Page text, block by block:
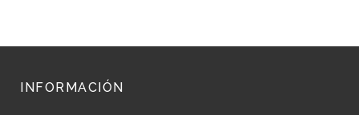
INFORMACIÓN